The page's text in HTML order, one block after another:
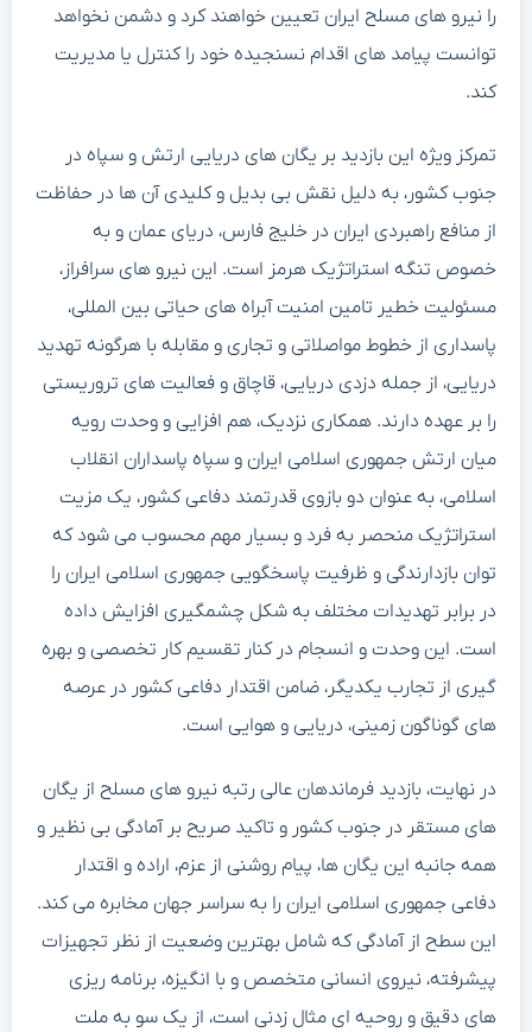
را نیرو های مسلح ایران تعیین خواهند کرد و دشمن نخواهد
توانست پیامد های اقدام نسنجیده خود را کنترل یا مدیریت
کند.
تمرکز ویژه این بازدید بر یگان های دریایی ارتش و سپاه در
جنوب کشور، به دلیل نقش بی بدیل و کلیدی آن ها در حفاظت
از منافع راهبردی ایران در خلیج فارس، دریای عمان و به
خصوص تنگه استراتژیک هرمز است. این نیرو های سرافراز،
مسئولیت خطیر تامین امنیت آبراه های حیاتی بین المللی،
پاسداری از خطوط مواصلاتی و تجاری و مقابله با هرگونه تهدید
دریایی، از جمله دزدی دریایی، قاچاق و فعالیت های تروریستی
را بر عهده دارند. همکاری نزدیک، هم افزایی و وحدت رویه
میان ارتش جمهوری اسلامی ایران و سپاه پاسداران انقلاب
اسلامی، به عنوان دو بازوی قدرتمند دفاعی کشور، یک مزیت
استراتژیک منحصر به فرد و بسیار مهم محسوب می شود که
توان بازدارندگی و ظرفیت پاسخگویی جمهوری اسلامی ایران را
در برابر تهدیدات مختلف به شکل چشمگیری افزایش داده
است. این وحدت و انسجام در کنار تقسیم کار تخصصی و بهره
گیری از تجارب یکدیگر، ضامن اقتدار دفاعی کشور در عرصه
های گوناگون زمینی، دریایی و هوایی است.
در نهایت، بازدید فرماندهان عالی رتبه نیرو های مسلح از یگان
های مستقر در جنوب کشور و تاکید صریح بر آمادگی بی نظیر و
همه جانبه این یگان ها، پیام روشنی از عزم، اراده و اقتدار
دفاعی جمهوری اسلامی ایران را به سراسر جهان مخابره می کند.
این سطح از آمادگی که شامل بهترین وضعیت از نظر تجهیزات
پیشرفته، نیروی انسانی متخصص و با انگیزه، برنامه ریزی
های دقیق و روحیه ای مثال زدنی است، از یک سو به ملت